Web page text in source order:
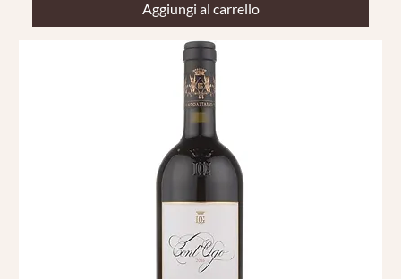
Aggiungi al carrello